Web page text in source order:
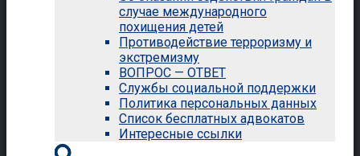
случае международного
похищения детей
Противодействие терроризму и
экстремизму
ВОПРОС — ОТВЕТ
Службы социальной поддержки
Политика персональных данных
Список бесплатных адвокатов
Интересные ссылки